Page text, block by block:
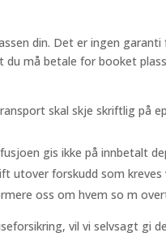
din. Det er ingen
må betale for booket
skal skje skriftlig på
gis ikke på innbetalt
utover forskudd som
oss om hvem so m
vil vi selvsagt gi